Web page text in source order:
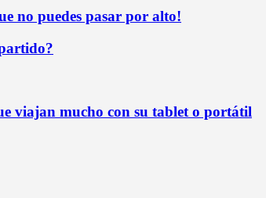
no puedes pasar por alto!
viajan mucho con su tablet o portátil